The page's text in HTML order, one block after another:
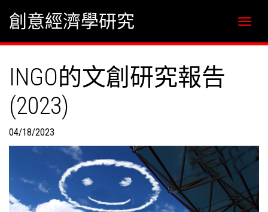
創意經濟學研究
INGO的文創研究報告
(2023)
04/18/2023